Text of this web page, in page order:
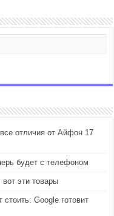
отличия от Айфон 17
будет с телефоном
эти товары
Google готовит